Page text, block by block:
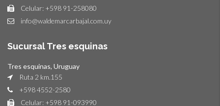
Celular: +598 91-258080
info@waldemarcarbajal.com.uy
Sucursal Tres esquinas
Tres esquinas, Uruguay
Ruta 2 km.155
+598 4552-2580
Celular: +598 91-093990